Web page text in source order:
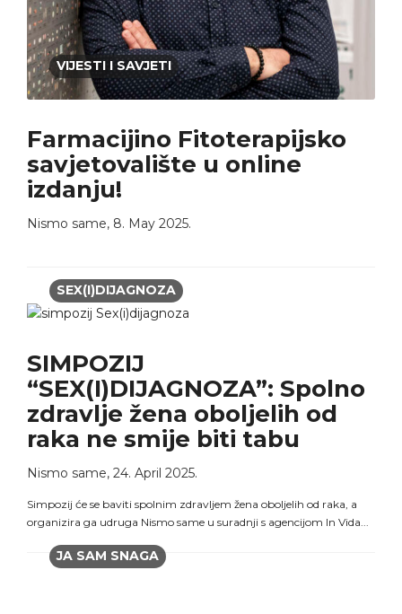
VIJESTI I SAVJETI
Farmacijino Fitoterapijsko
savjetovalište u online
izdanju!
Nismo same, 8. May 2025.
SEX(I)DIJAGNOZA
SIMPOZIJ
“SEX(I)DIJAGNOZA”: Spolno
zdravlje žena oboljelih od
raka ne smije biti tabu
Nismo same, 24. April 2025.
Simpozij će se baviti spolnim zdravljem žena oboljelih od raka, a
organizira ga udruga Nismo same u suradnji s agencijom In Vida...
JA SAM SNAGA